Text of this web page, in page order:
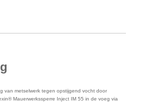
van metselwerk tegen opstijgend vocht door
Mauerwerkssperre Inject IM 55 in de voeg via